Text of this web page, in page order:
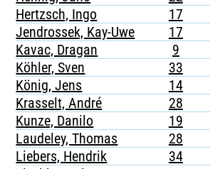
Hertzsch, Ingo
17
Jendrossek, Kay-Uwe
17
Kavac, Dragan
9
Köhler, Sven
33
König, Jens
14
Krasselt, André
28
Kunze, Danilo
19
Laudeley, Thomas
28
Liebers, Hendrik
34